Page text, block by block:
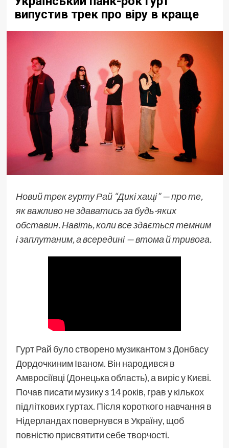
випустив трек про віру в краще
Новий трек гуртуРай“Дикі хащі” — про те,
як важливо не здаватись за будь-яких
обставин. Навіть, коли все здається темним
і заплутаним, а всередині — втома й тривога.
Гурт Рай було створено музикантом з Донбасу
Дордочкиним Іваном. Він народився в
Амвросіївці (Донецька область), а виріс у Києві.
Почав писати музику з 14 років, грав у кількох
підліткових гуртах. Після короткого навчання в
Нідерландах повернувся в Україну, щоб
повністю присвятити себе творчості.